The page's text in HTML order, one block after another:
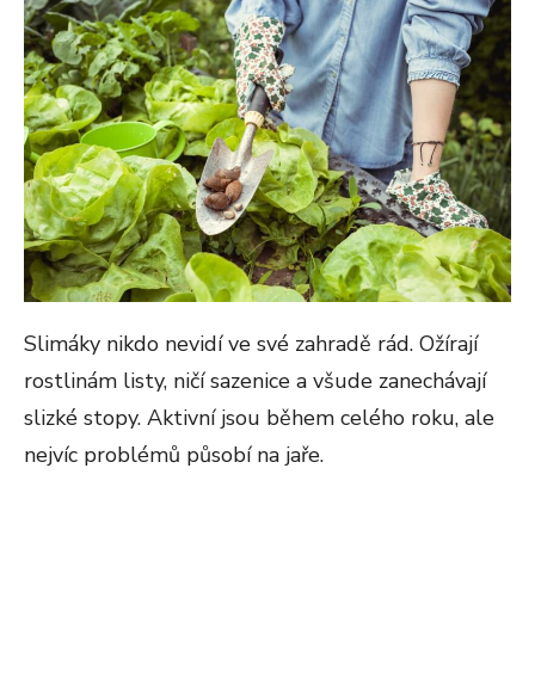
Slimáky nikdo nevidí ve své zahradě rád. Ožírají
rostlinám listy, ničí sazenice a všude zanechávají
slizké stopy. Aktivní jsou během celého roku, ale
nejvíc problémů působí na jaře.